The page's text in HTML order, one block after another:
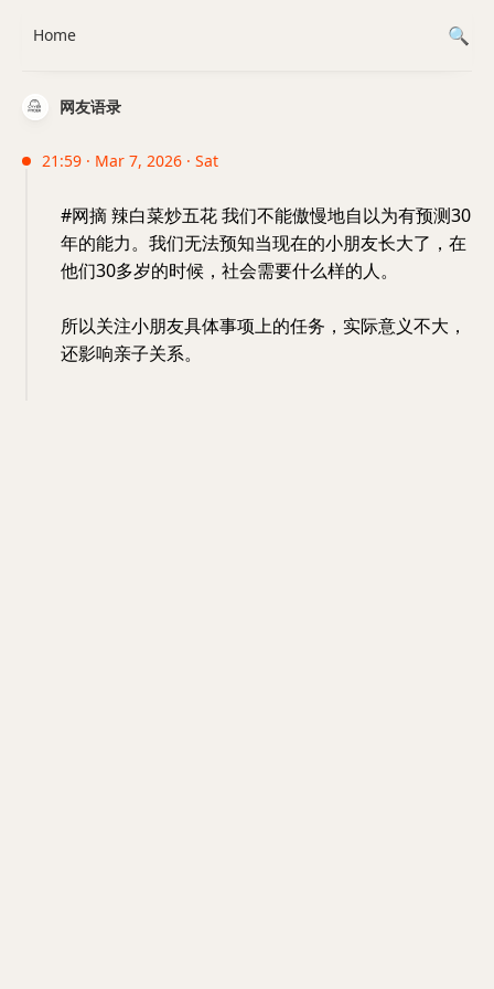
网友语录
21:59 · Mar 7, 2026 · Sat
#网摘 辣白菜炒五花 我们不能傲慢地自以为有预测30
年的能力。我们无法预知当现在的小朋友长大了，在
他们30多岁的时候，社会需要什么样的人。
所以关注小朋友具体事项上的任务，实际意义不大，
还影响亲子关系。
Home